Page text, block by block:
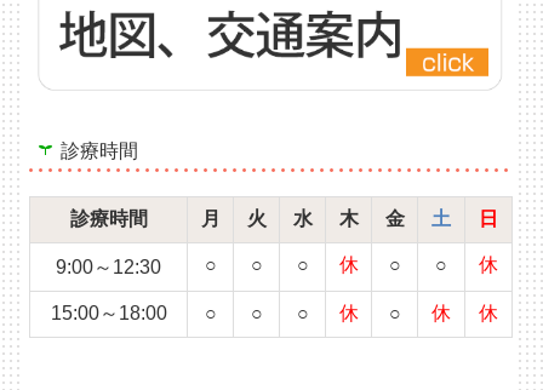
診療時間
診療時間 月 火 水 木 金 土 日
9:00～12:30 ○ ○ ○ 休 ○ ○ 休
15:00～18:00 ○ ○ ○ 休 ○ 休 休